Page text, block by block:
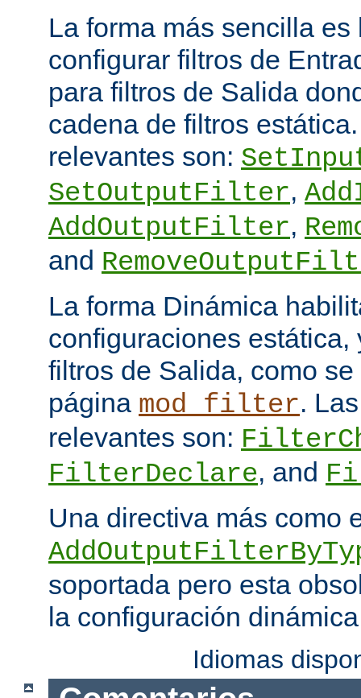
La forma más sencilla
configurar filtros de
para filtros de Salida
cadena de filtros
relevantes son:
SetOutputFilter,
AddOutputFilter,
and
La forma Dinámica
configuraciones
filtros de Salida, como
página mod_filter.
relevantes son:
FilterDeclare, and
Una directiva más como
soportada pero esta
la configuración
Idiomas